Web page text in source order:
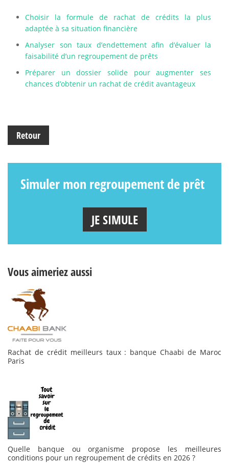
Choisir la formule de rachat de crédits la plus
adaptée à sa situation financière
Analyser son taux d’endettement afin d’évaluer la
faisabilité d’un regroupement de prêts
Préparer un dossier solide pour augmenter ses
chances d’obtenir un rachat de crédit avantageux
Retour
Simuler mon regroupement de prêt
JE SIMULE
Vous aimeriez aussi
Rachat de crédit meilleurs taux : banque Chaabi de Maroc
Paris
Quelle banque ou organisme propose les meilleures
conditions pour un regroupement de crédits en 2026 ?